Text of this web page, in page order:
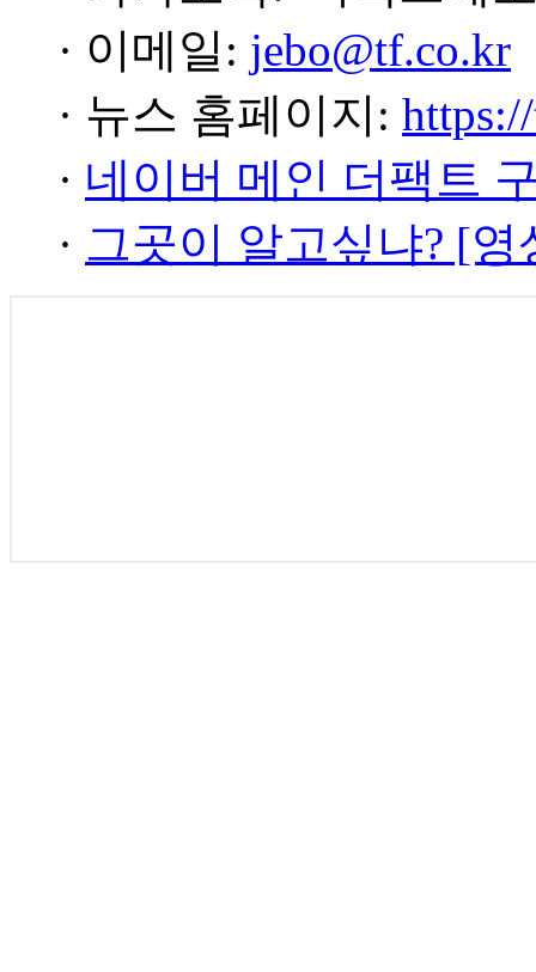
· 이메일: jebo@tf.co.kr
· 뉴스 홈페이지:
· 네이버 메인 더팩트
· 그곳이 알고싶냐? [